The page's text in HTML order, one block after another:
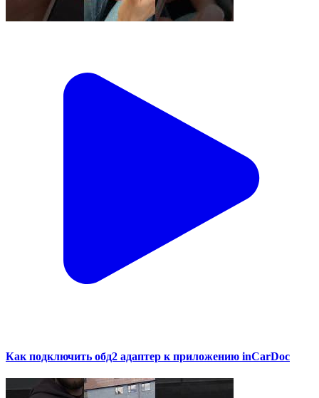
Как подключить обд2 адаптер к приложению inCarDoc